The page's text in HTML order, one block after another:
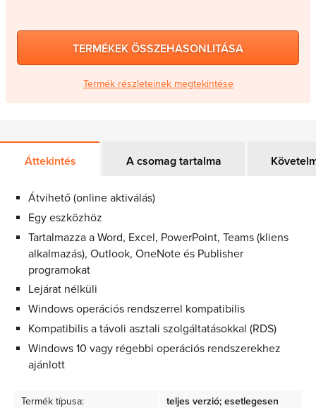
TERMÉKEK ÖSSZEHASONLITÁSA
Termék részleteinek megtekintése
Áttekintés A csomag tartalma
Átvihető (online aktiválás)
Egy eszközhöz
Tartalmazza a Word, Excel, PowerPoint, Teams (kliens
alkalmazás), Outlook, OneNote és Publisher
programokat
Lejárat nélküli
Windows operációs rendszerrel kompatibilis
Kompatibilis a távoli asztali szolgáltatásokkal (RDS)
Windows 10 vagy régebbi operációs rendszerekhez
ajánlott
Termék típusa:
teljes verzió; esetlegesen